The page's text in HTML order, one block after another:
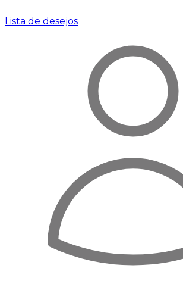
Lista de desejos